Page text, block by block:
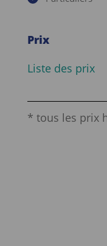
Prix
Liste des prix
* tous les prix